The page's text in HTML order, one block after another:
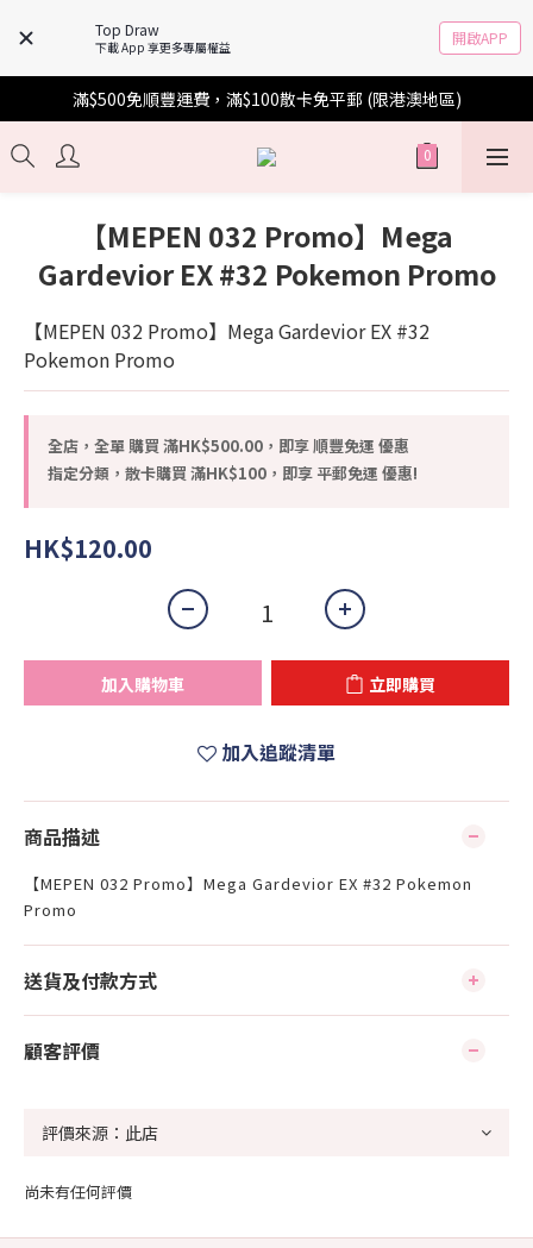
Top Draw
下載 App 享更多專屬權益 開啟APP
滿$500免順豐運費，滿$100散卡免平郵 (限港澳地區)
【MEPEN 032 Promo】Mega
Gardevior EX #32 Pokemon Promo
【MEPEN 032 Promo】Mega Gardevior EX #32
Pokemon Promo
全店，全單 購買 滿HK$500.00，即享 順豐免運 優惠
指定分類，散卡購買 滿HK$100，即享 平郵免運 優惠!
HK$120.00
加入購物車 立即購買
加入追蹤清單
商品描述
【MEPEN 032 Promo】Mega Gardevior EX #32 Pokemon
Promo
送貨及付款方式
顧客評價
尚未有任何評價